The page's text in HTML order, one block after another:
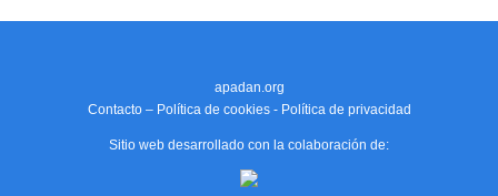
apadan.org
Contacto– Política de cookies- Política de privacidad
Sitio web desarrollado con la colaboración de: